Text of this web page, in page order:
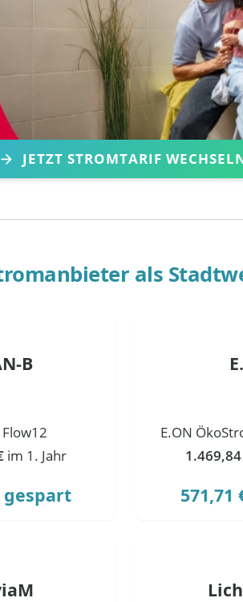
JETZT STROMTARIF
als
B
Flow12
im 1. Jahr
gespart
E.ON
571,71